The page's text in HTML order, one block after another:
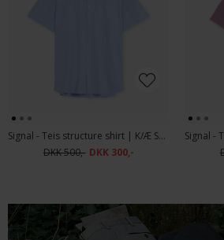
Signal - Teis structure shirt | K/Æ Skjorte Blue Wind
DKK 500,- DKK 300,-